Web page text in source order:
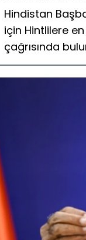
Hindistan
için Hintlilere
çağrısında